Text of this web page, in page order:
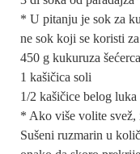
* U pitanju je sok za
ne sok koji se koristi
450 g kukuruza
1 kašičica soli
1/2 kašičice belog
* Ako više volite svež,
Sušeni ruzmarin u